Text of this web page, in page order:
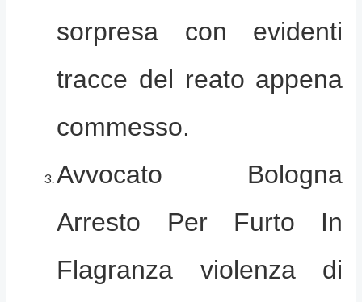
sorpresa con evidenti
tracce del reato appena
commesso.
Avvocato Bologna
Arresto Per Furto In
Flagranza violenza di